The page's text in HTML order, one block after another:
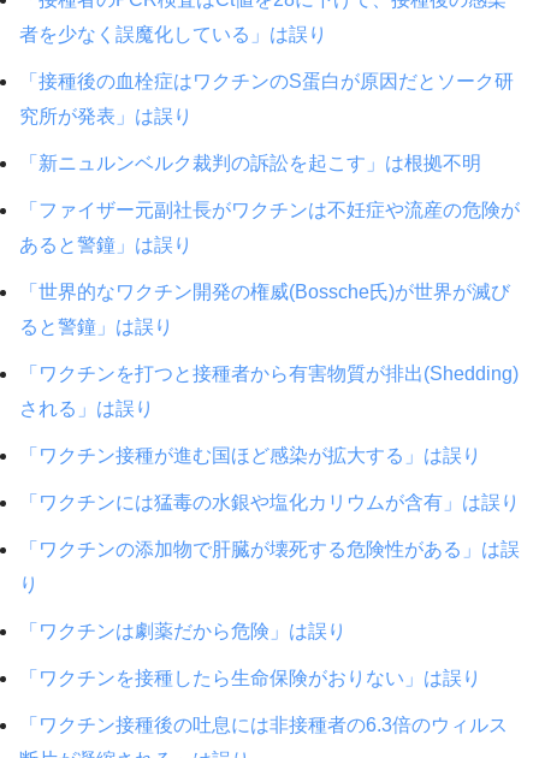
者を少なく誤魔化している」は誤り
「接種後の血栓症はワクチンのS蛋白が原因だとソーク研
究所が発表」は誤り
「新ニュルンベルク裁判の訴訟を起こす」は根拠不明
「ファイザー元副社長がワクチンは不妊症や流産の危険が
あると警鐘」は誤り
「世界的なワクチン開発の権威(Bossche氏)が世界が滅び
ると警鐘」は誤り
「ワクチンを打つと接種者から有害物質が排出(Shedding)
される」は誤り
「ワクチン接種が進む国ほど感染が拡大する」は誤り
「ワクチンには猛毒の水銀や塩化カリウムが含有」は誤り
「ワクチンの添加物で肝臓が壊死する危険性がある」は誤
り
「ワクチンは劇薬だから危険」は誤り
「ワクチンを接種したら生命保険がおりない」は誤り
「ワクチン接種後の吐息には非接種者の6.3倍のウィルス